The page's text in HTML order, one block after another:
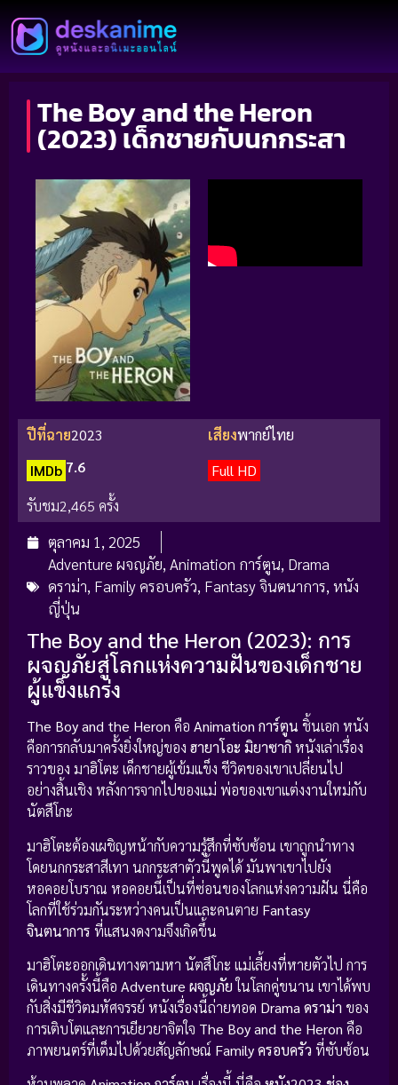
The Boy and the Heron
(2023) เด็กชายกับนกกระสา
ปีที่ฉาย2023 เสียงพากย์ไทย
IMDb 7.6
Full HD
รับชม2,465 ครั้ง
ตุลาคม 1, 2025
Adventure ผจญภัย, Animation การ์ตูน, Drama
ดราม่า, Family ครอบครัว, Fantasy จินตนาการ, หนัง
ญี่ปุ่น
The Boy and the Heron (2023): การ
ผจญภัยสู่โลกแห่งความฝันของเด็กชาย
ผู้แข็งแกร่ง
The Boy and the Heron คือ Animation การ์ตูน ชิ้นเอก หนัง
คือการกลับมาครั้งยิ่งใหญ่ของ ฮายาโอะ มิยาซากิหนังเล่าเรื่อง
ราวของ มาฮิโตะ เด็กชายผู้เข้มแข็ง ชีวิตของเขาเปลี่ยนไป
อย่างสิ้นเชิง หลังการจากไปของแม่ พ่อของเขาแต่งงานใหม่กับ
นัตสึโกะ
มาฮิโตะต้องเผชิญหน้ากับความรู้สึกที่ซับซ้อน เขาถูกนำทาง
โดยนกกระสาสีเทา นกกระสาตัวนี้พูดได้ มันพาเขาไปยัง
หอคอยโบราณ หอคอยนี้เป็นที่ซ่อนของโลกแห่งความฝัน นี่คือ
โลกที่ใช้ร่วมกันระหว่างคนเป็นและคนตาย Fantasy
จินตนาการ ที่แสนงดงามจึงเกิดขึ้น
มาฮิโตะออกเดินทางตามหา นัตสึโกะ แม่เลี้ยงที่หายตัวไป การ
เดินทางครั้งนี้คือ Adventure ผจญภัยในโลกคู่ขนาน เขาได้พบ
กับสิ่งมีชีวิตมหัศจรรย์ หนังเรื่องนี้ถ่ายทอด Drama ดราม่า ของ
การเติบโตและการเยียวยาจิตใจ The Boy and the Heron คือ
ภาพยนตร์ที่เต็มไปด้วยสัญลักษณ์ Family ครอบครัว ที่ซับซ้อน